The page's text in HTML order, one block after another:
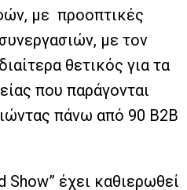
με προοπτικές
με τον
θετικός για τα
που παράγονται
πάνω από 90 Β2Β
Show” έχει καθιερωθεί